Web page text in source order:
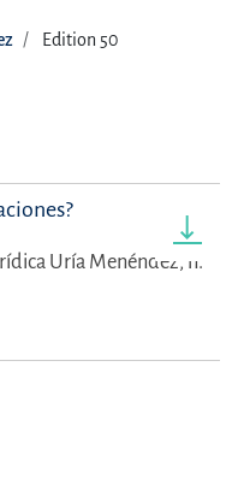
Edition 50
Uría Menéndez, n.º